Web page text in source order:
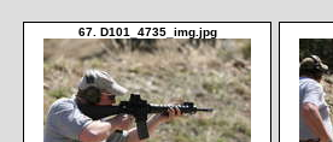
67. D101_4735_img.jpg